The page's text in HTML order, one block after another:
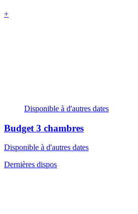
+
Disponible à d'autres dates
Budget 3 chambres
Disponible à d'autres dates
Dernières dispos